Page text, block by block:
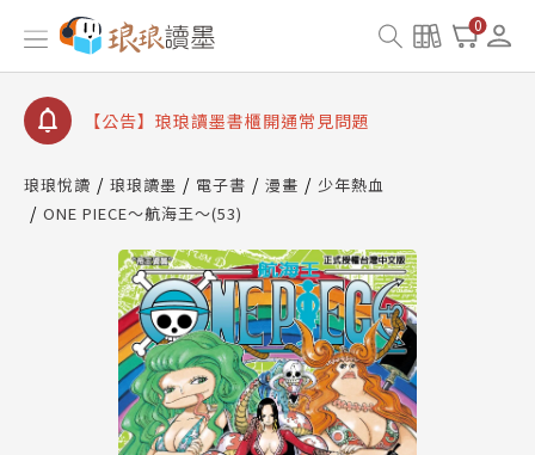
0
【公告】琅琅讀墨數位閱讀資產合併與書櫃開通申請
【公告】琅琅讀墨書櫃開通常見問題
【公告】琅琅讀墨 3 分鐘完成書櫃開通與資產合併申
請圖文教學
查詢
【公告】琅琅讀墨數位閱讀資產合併與書櫃開通申請
琅琅悅讀 琅琅讀墨 電子書 漫畫
少年熱血
ONE PIECE～航海王～(53)